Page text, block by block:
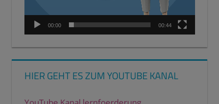
00:00 00:44
HIER GEHT ES ZUM YOUTUBE KANAL